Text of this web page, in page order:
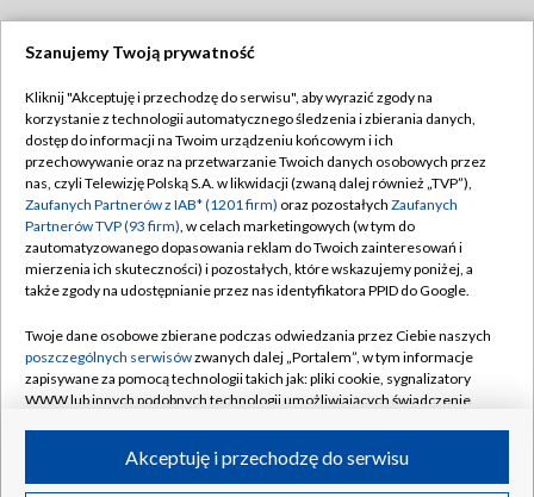
TVP
Abonament TVP
Emisja w TVP
Centrum informacji TVP
Naziemna Telewizja Cyfrowa
Rada Programowa
System NOS
Informacje o nadawcy
Program dla prasy
Regulamin TVP
Polityka prywatności
Moje zgody
Pomoc
Kontakt
Kanały
©2026 Telewizja Polska S.A. w likwidacji
Szanujemy Twoją prywatność
Kliknij "Akceptuję i przechodzę do serwisu", aby wyrazić zgody na
korzystanie z technologii automatycznego śledzenia i zbierania danych,
dostęp do informacji na Twoim urządzeniu końcowym i ich
przechowywanie oraz na przetwarzanie Twoich danych osobowych przez
nas, czyli Telewizję Polską S.A. w likwidacji (zwaną dalej również „TVP”),
Zaufanych Partnerów z IAB* (1201 firm) oraz pozostałych Zaufanych
Partnerów TVP (93 firm), w celach marketingowych (w tym do
zautomatyzowanego dopasowania reklam do Twoich zainteresowań i
mierzenia ich skuteczności) i pozostałych, które wskazujemy poniżej, a
także zgody na udostępnianie przez nas identyfikatora PPID do Google.
Twoje dane osobowe zbierane podczas odwiedzania przez Ciebie naszych
poszczególnych serwisówzwanych dalej „Portalem”, w tym informacje
zapisywane za pomocą technologii takich jak: pliki cookie, sygnalizatory
WWW lub innych podobnych technologii umożliwiających świadczenie
ruchu w Internecie.Akceptuję i przechodzę do serwisu